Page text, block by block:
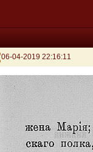
06-04-2019 22:16:11